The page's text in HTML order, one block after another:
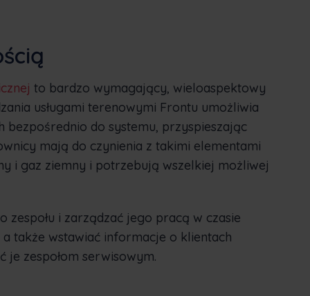
to bardzo wymagający, wieloaspektowy
usługami terenowymi Frontu umożliwia
bezpośrednio do systemu, przyspieszając
mają do czynienia z takimi elementami
i gaz ziemny i potrzebują wszelkiej możliwej
zespołu i zarządzać jego pracą w czasie
także wstawiać informacje o klientach
zespołom serwisowym.